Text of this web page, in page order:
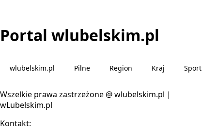
Portal wlubelskim.pl
wlubelskim.pl Pilne Region Kraj Sport
Wszelkie prawa zastrzeżone @ wlubelskim.pl |
wLubelskim.pl
Kontakt: